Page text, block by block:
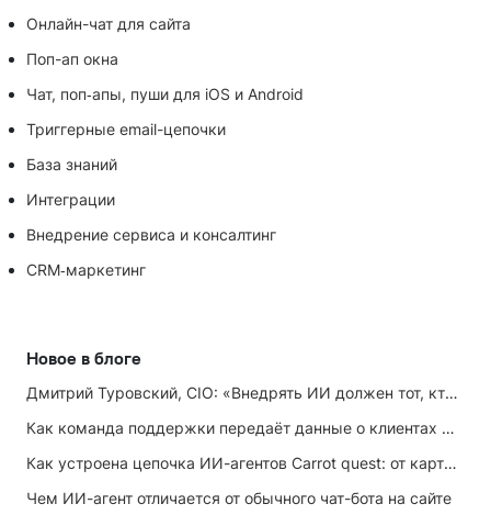
Онлайн-чат для сайта
Поп-ап окна
Чат, поп‑апы, пуши для iOS и Android
Триггерные email-цепочки
База знаний
Интеграции
Внедрение сервиса и консалтинг
CRM‑маркетинг
Новое в блоге
Дмитрий Туровский, CIO: «Внедрять ИИ должен тот, кто ИИ не любит»
Как команда поддержки передаёт данные о клиентах маркетингу
Как устроена цепочка ИИ-агентов Carrot quest: от карточки лида до записи на встречу
Чем ИИ-агент отличается от обычного чат-бота на сайте